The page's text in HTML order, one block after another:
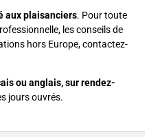
aux plaisanciers. Pour toute
les conseils de
hors Europe, contactez-
ou anglais, sur rendez-
jours ouvrés.